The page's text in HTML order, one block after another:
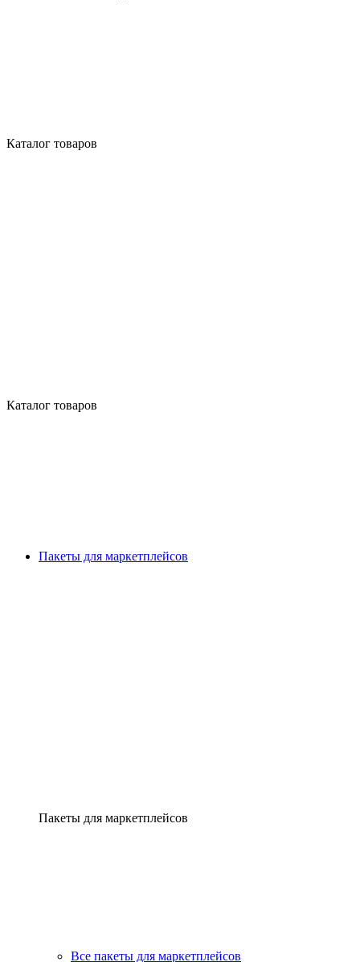
Каталог товаров
Каталог товаров
Пакеты для маркетплейсов
Пакеты для маркетплейсов
Все пакеты для маркетплейсов